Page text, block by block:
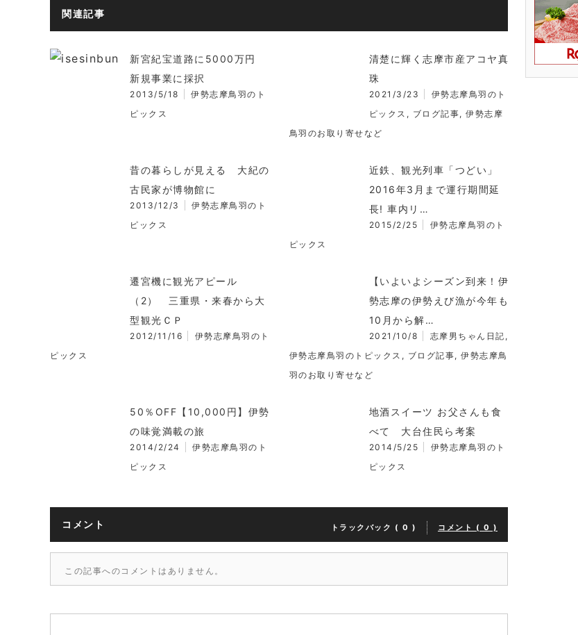
関連記事
新宮紀宝道路に5000万円
新規事業に採択
2013/5/18
伊勢志摩鳥羽のト
ピックス
清楚に輝く志摩市産アコヤ真
珠
2021/3/23
伊勢志摩鳥羽のト
ピックス , ブログ記事, 伊勢志摩
鳥羽のお取り寄せなど
昔の暮らしが見える 大紀の
古民家が博物館に
2013/12/3
伊勢志摩鳥羽のト
ピックス
近鉄、観光列車「つどい」
2016年3月まで運行期間延
長! 車内リ…
2015/2/25
伊勢志摩鳥羽のト
ピックス
遷宮機に観光アピール
（2） 三重県・来春から大
型観光ＣＰ
2012/11/16
伊勢志摩鳥羽のト
ピックス
【いよいよシーズン到来！伊
勢志摩の伊勢えび漁が今年も
10月から解…
2021/10/8 志摩男ちゃん日記 ,
伊勢志摩鳥羽のトピックス , ブログ記事, 伊勢志摩鳥
羽のお取り寄せなど
50％OFF【10,000円】伊勢
の味覚満載の旅
2014/2/24
伊勢志摩鳥羽のト
ピックス
地酒スイーツ お父さんも食
べて 大台住民ら考案
2014/5/25
伊勢志摩鳥羽のト
ピックス
コメント トラックバック ( 0 ) コメント ( 0 )
この記事へのコメントはありません。